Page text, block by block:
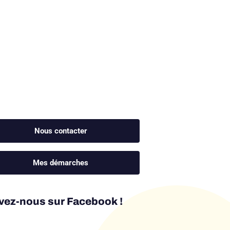
Nous contacter
Mes démarches
nous sur Facebook !